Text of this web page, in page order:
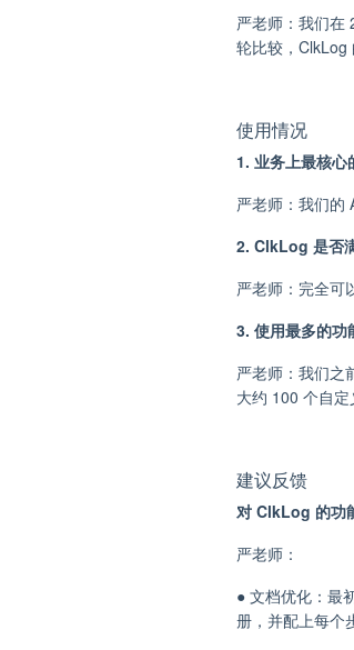
严老师：我们在
轮比较，ClkLog
使用情况
1. 业务上最核心
严老师：我们的
2. ClkLog 是否
严老师：完全可
3. 使用最多的功
严老师：我们之
大约 100 个自定
建议反馈
对 ClkLog 的功
严老师：
● 文档优化 ：最
册，并配上每个